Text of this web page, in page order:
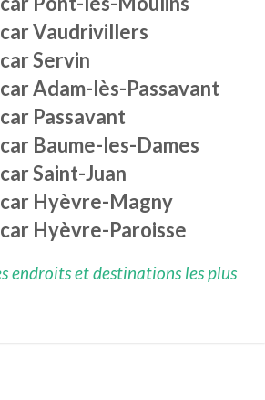
Vaudrivillers
Servin
Adam-lès-Passavant
Passavant
Baume-les-Dames
Saint-Juan
Hyèvre-Magny
Hyèvre-Paroisse
endroits et destinations les plus